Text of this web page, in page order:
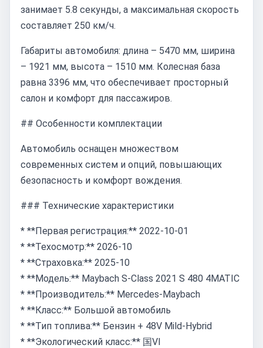
занимает 5.8 секунды, а максимальная скорость
составляет 250 км/ч.
Габариты автомобиля: длина – 5470 мм, ширина
– 1921 мм, высота – 1510 мм. Колесная база
равна 3396 мм, что обеспечивает просторный
салон и комфорт для пассажиров.
## Особенности комплектации
Автомобиль оснащен множеством
современных систем и опций, повышающих
безопасность и комфорт вождения.
### Технические характеристики
* **Первая регистрация:** 2022-10-01
* **Техосмотр:** 2026-10
* **Страховка:** 2025-10
* **Модель:** Maybach S-Class 2021 S 480 4MATIC
* **Производитель:** Mercedes-Maybach
* **Класс:** Большой автомобиль
* **Тип топлива:** Бензин + 48V Mild-Hybrid
* **Экологический класс:** 国VI